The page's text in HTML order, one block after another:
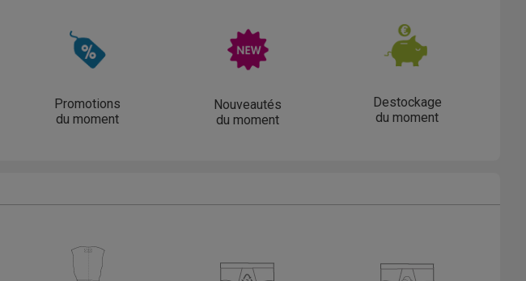
Promotions
du moment
Nouveautés
du moment
Destockage
du moment